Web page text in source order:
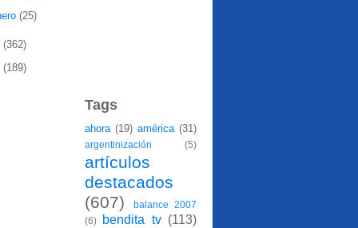
(25)
(362)
(189)
Tags
ahora (19) américa (31)
argentinización (5)
artículos
destacados
(607)
balance 2007
(6)
bendita tv (113)